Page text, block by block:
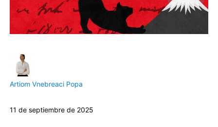
Artiom Vnebreaci Popa
11 de septiembre de 2025